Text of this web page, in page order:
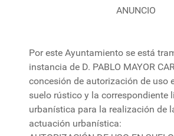
ANUNCIO
Por este Ayuntamiento se está
instancia de D. PABLO MAYOR
concesión de autorización de uso
suelo rústico y la correspondiente
urbanística para la realización de
actuación urbanística: